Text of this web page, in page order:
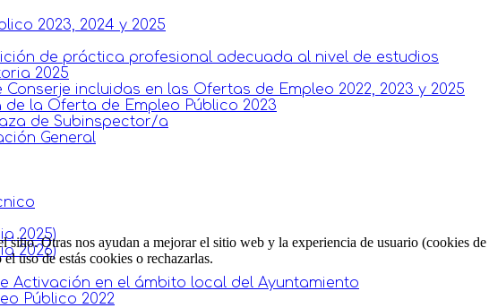
2023, 2024 y 2025
de práctica profesional adecuada al nivel de estudios
2025
incluidas en las Ofertas de Empleo 2022, 2023 y 2025
la Oferta de Empleo Público 2023
de Subinspector/a
General
2025)
2026)
Activación en el ámbito local del Ayuntamiento
Público 2022
Otras nos ayudan a mejorar el sitio web y la experiencia de usuario (cookies
uso de estás cookies o rechazarlas.